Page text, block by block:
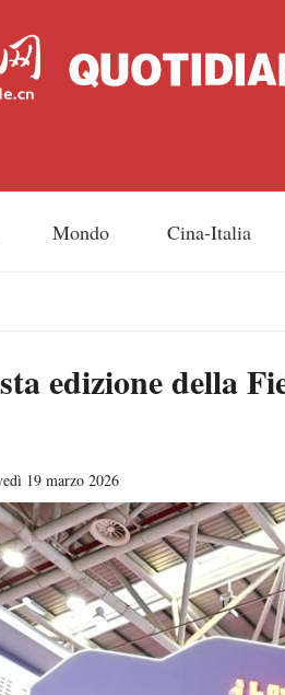
Mondo Cina-Italia
edizione della
19 marzo 2026